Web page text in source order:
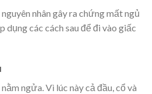
nhân gây ra chứng mất ngủ
dụng các cách sau để đi vào giấc
ngửa. Vì lúc này cả đầu, cổ và